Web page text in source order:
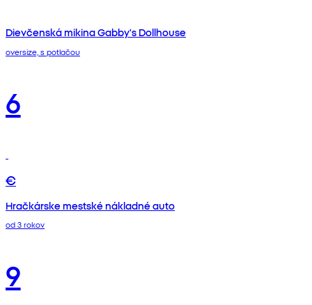
Dievčenská mikina Gabby's Dollhouse
oversize, s potlačou
6
€
Hračkárske mestské nákladné auto
od 3 rokov
9